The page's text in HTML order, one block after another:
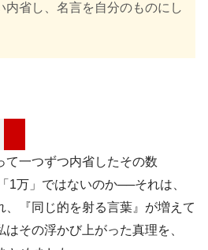
内省し、名言を自分のものにし
て一つずつ内省したその数
1万」ではないのか──それは、
、『同じ的を射る言葉』が増えて
その浮かび上がった真理を、